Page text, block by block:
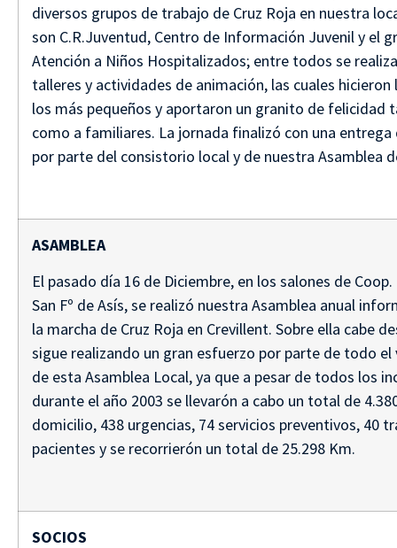
diversos grupos de trabajo de Cruz Roja en nuestra
son C.R.Juventud, Centro de Información Juvenil y el
Atención a Niños Hospitalizados; entre todos se
talleres y actividades de animación, las cuales hicieron
los más pequeños y aportaron un granito de felicidad
como a familiares. La jornada finalizó con una entrega
por parte del consistorio local y de nuestra Asamblea
ASAMBLEA
El pasado día 16 de Diciembre, en los salones de
San Fº de Asís, se realizó nuestra Asamblea anual
la marcha de Cruz Roja en Crevillent. Sobre ella cabe
sigue realizando un gran esfuerzo por parte de todo
de esta Asamblea Local, ya que a pesar de todos los
durante el año 2003 se llevarón a cabo un total de
domicilio, 438 urgencias, 74 servicios preventivos, 40
pacientes y se recorrierón un total de 25.298 Km.
SOCIOS